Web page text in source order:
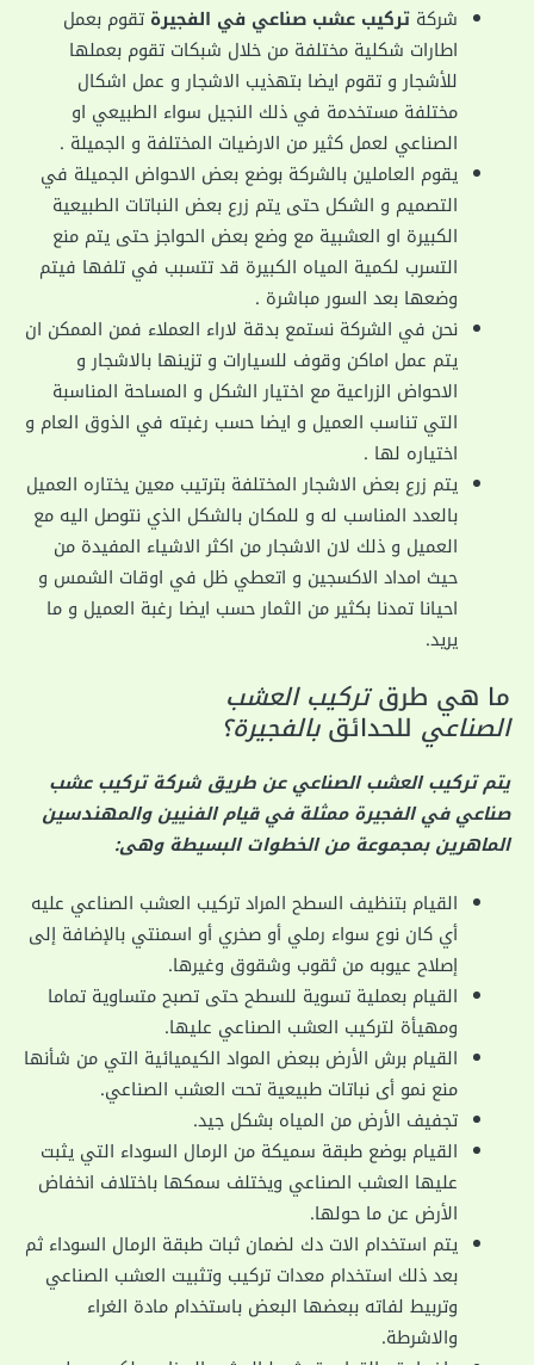
شركة تركيب عشب صناعي في الفجيرة تقوم بعمل
اطارات شكلية مختلفة من خلال شبكات تقوم بعملها
للأشجار و تقوم ايضا بتهذيب الاشجار و عمل اشكال
مختلفة مستخدمة في ذلك النجيل سواء الطبيعي او
الصناعي لعمل كثير من الارضيات المختلفة و الجميلة .
يقوم العاملين بالشركة بوضع بعض الاحواض الجميلة في
التصميم و الشكل حتى يتم زرع بعض النباتات الطبيعية
الكبيرة او العشبية مع وضع بعض الحواجز حتى يتم منع
التسرب لكمية المياه الكبيرة قد تتسبب في تلفها فيتم
وضعها بعد السور مباشرة .
نحن في الشركة نستمع بدقة لاراء العملاء فمن الممكن ان
يتم عمل اماكن وقوف للسيارات و تزينها بالاشجار و
الاحواض الزراعية مع اختيار الشكل و المساحة المناسبة
التي تناسب العميل و ايضا حسب رغبته في الذوق العام و
اختياره لها .
يتم زرع بعض الاشجار المختلفة بترتيب معين يختاره العميل
بالعدد المناسب له و للمكان بالشكل الذي نتوصل اليه مع
العميل و ذلك لان الاشجار من اكثر الاشياء المفيدة من
حيث امداد الاكسجين و اتعطي ظل في اوقات الشمس و
احيانا تمدنا بكثير من الثمار حسب ايضا رغبة العميل و ما
يريد.
ما هي طرقتركيب العشب
الصناعي للحدائقبالفجيرة؟
يتم تركيب العشب الصناعي عن طريق شركة تركيب عشب
صناعي في الفجيرة ممثلة في قيام الفنيين والمهندسين
الماهرين بمجموعة من الخطوات البسيطة وهى:
القيام بتنظيف السطح المراد تركيب العشب الصناعي عليه
أي كان نوع سواء رملي أو صخري أو اسمنتي بالإضافة إلى
إصلاح عيوبه من ثقوب وشقوق وغيرها.
القيام بعملية تسوية للسطح حتى تصبح متساوية تماما
ومهيأة لتركيب العشب الصناعي عليها.
القيام برش الأرض ببعض المواد الكيميائية التي من شأنها
منع نمو أى نباتات طبيعية تحت العشب الصناعي.
تجفيف الأرض من المياه بشكل جيد.
القيام بوضع طبقة سميكة من الرمال السوداء التي يثبت
عليها العشب الصناعي ويختلف سمكها باختلاف انخفاض
الأرض عن ما حولها.
يتم استخدام الات دك لضمان ثبات طبقة الرمال السوداء ثم
بعد ذلك استخدام معدات تركيب وتثبيت العشب الصناعي
وتربيط لفاته ببعضها البعض باستخدام مادة الغراء
والاشرطة.